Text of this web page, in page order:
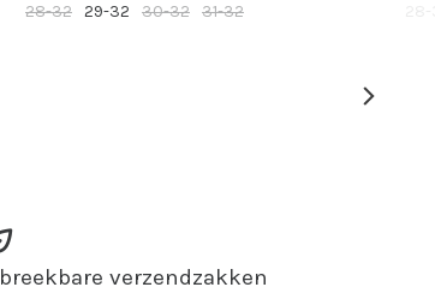
28-32 29-32 30-32 31-32
verzendzakken